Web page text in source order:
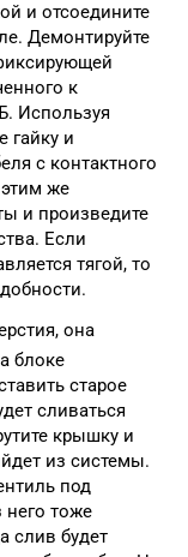
и отсоедините
Демонтируйте
к
Используя
гайку и
с контактного
же
и произведите
Если
тягой, то
она
блоке
старое
сливаться
крышку и
из системы.
под
него тоже
слив будет